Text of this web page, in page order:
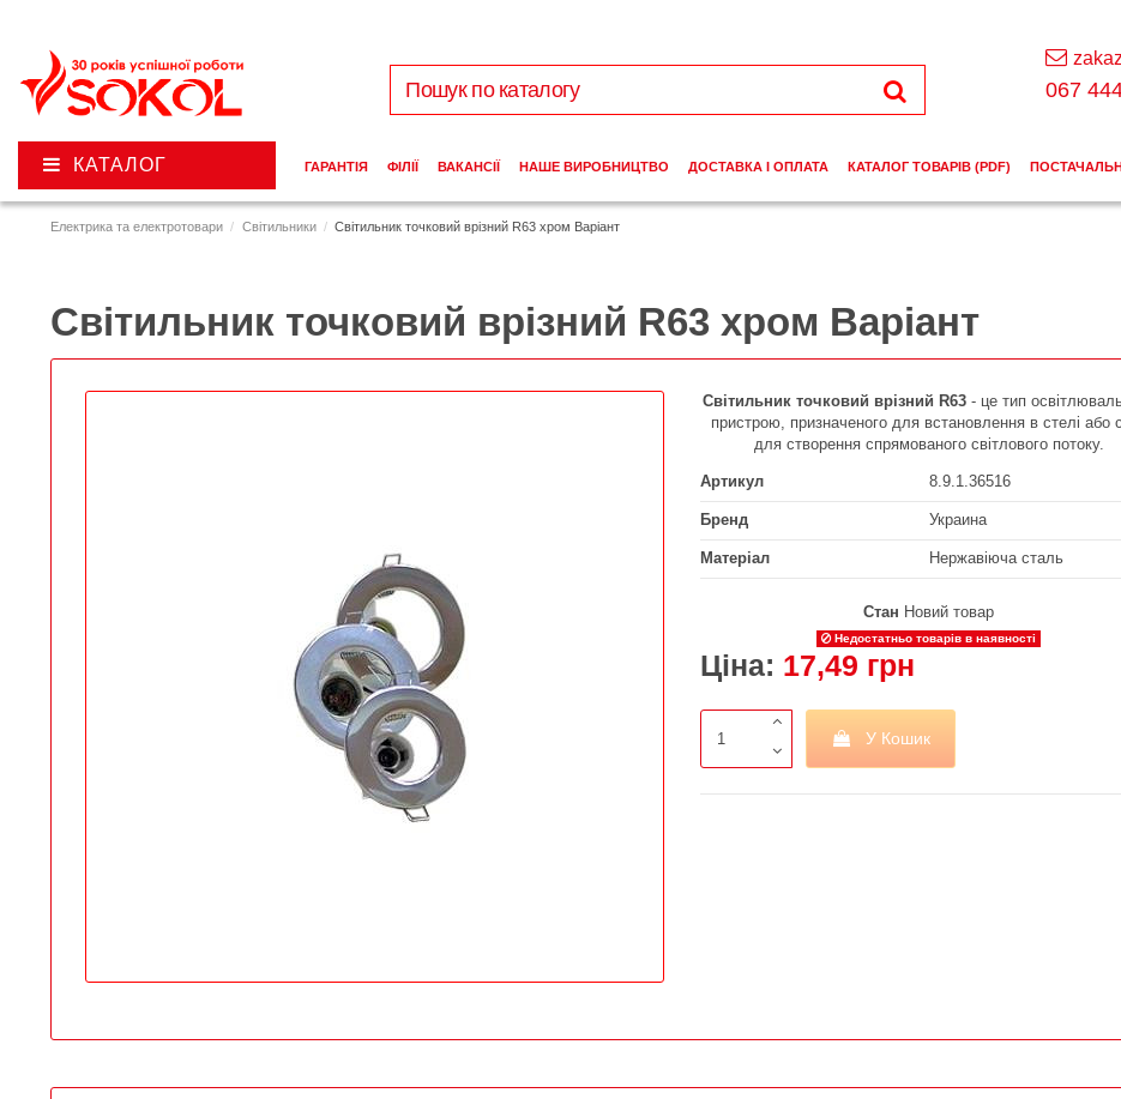
Електрика та електротовари Світильники Світильник точковий врізний R63 хром Варіант
Світильник точковий врізний R63 хром Варіант
Світильник точковий врізний R63 - це тип
пристрою, призначеного для встановлення в стелі або
для створення спрямованого світлового потоку.
Артикул 8.9.1.36516
Бренд Украина
Матеріал Нержавіюча сталь
Стан Новий товар
Недостатньо товарів в наявності
Ціна: 17,49 грн
У Кошик
067
КАТАЛОГ ГАРАНТІЯ ФІЛІЇ ВАКАНСІЇ НАШЕ ВИРОБНИЦТВО ДОСТАВКА І ОПЛАТА КАТАЛОГ ТОВАРІВ (PDF)